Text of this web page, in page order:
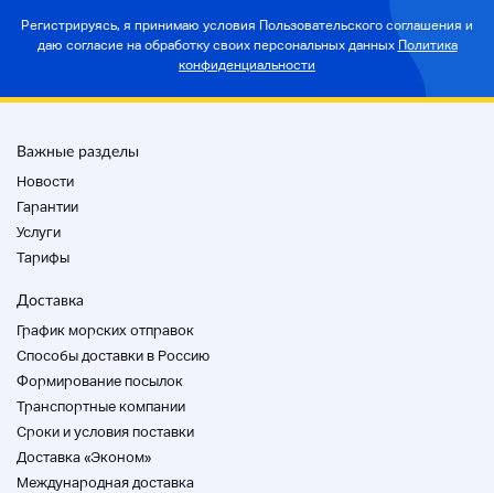
Шопинг: 140 размеров курьерской службы Sagawa
Express
Регистрируясь, я принимаю условия Пользовательского соглашения и
даю согласие на обработку своих персональных данных Политика
конфиденциальности
Важные разделы
Новости
Гарантии
Услуги
Тарифы
Доставка
График морских отправок
Способы доставки в Россию
Формирование посылок
Транспортные компании
Cроки и условия поставки
Доставка «Эконом»
Международная доставка